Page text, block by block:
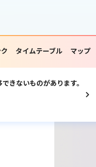
タイムテーブル マップ
きないものがあります。